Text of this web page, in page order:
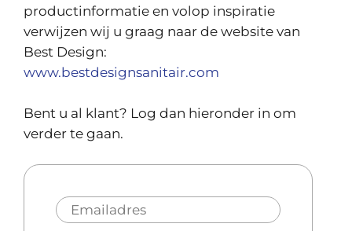
productinformatie en volop inspiratie
verwijzen wij u graag naar de website van
Best Design:
www.bestdesignsanitair.com
Bent u al klant? Log dan hieronder in om
verder te gaan.